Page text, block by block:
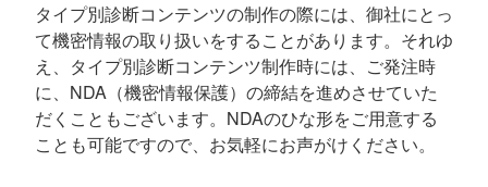
タイプ別診断コンテンツの制作の際には、御社にとっ
て機密情報の取り扱いをすることがあります。それゆ
え、タイプ別診断コンテンツ制作時には、ご発注時
に、NDA（機密情報保護）の締結を進めさせていた
だくこともございます。NDAのひな形をご用意する
ことも可能ですので、お気軽にお声がけください。